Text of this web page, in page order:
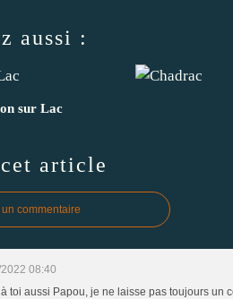
aussi :
sur Lac
article
commentaire
08:40
toi aussi Papou, je ne laisse pas toujours un